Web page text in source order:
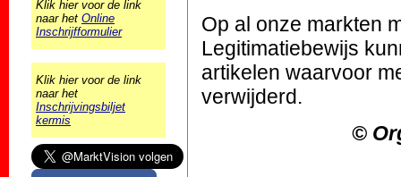
Op al onze markten
Legitimatiebewijs
artikelen waarvoor
verwijderd.
©
Klik hier voor de link
naar het Online
Inschrijfformulier
Klik hier voor de link
naar het
Inschrijvingsbiljet
kermis